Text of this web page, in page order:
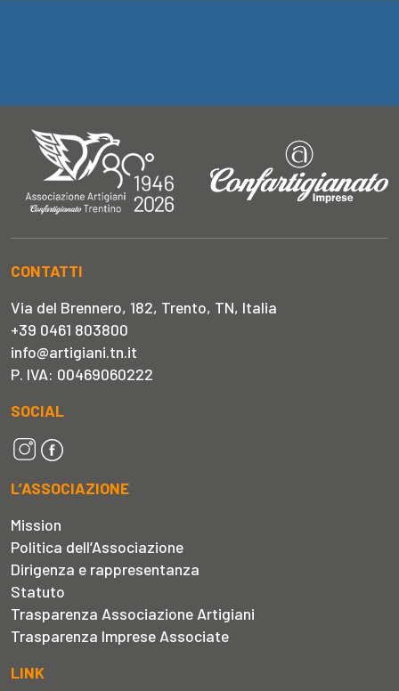
CONTATTI
Via del Brennero, 182, Trento, TN, Italia
+39 0461 803800
info@artigiani.tn.it
P. IVA: 00469060222
SOCIAL
L’ASSOCIAZIONE
Mission
Politica dell’Associazione
Dirigenza e rappresentanza
Statuto
Trasparenza Associazione Artigiani
Trasparenza Imprese Associate
LINK